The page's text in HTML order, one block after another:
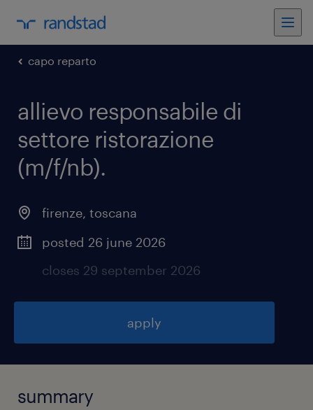
capo reparto
allievo responsabile di
settore ristorazione
(m/f/nb).
firenze, toscana
posted 26 june 2026
closes 29 september 2026
apply
summary